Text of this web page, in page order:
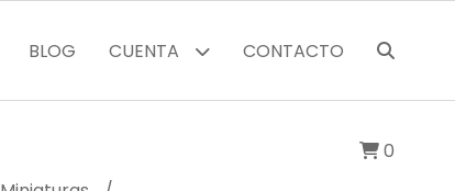
BLOG CUENTA CONTACTO
0